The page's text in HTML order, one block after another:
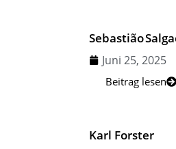
Sebastião
Juni 25, 2025
Beitrag lesen
Karl Forster